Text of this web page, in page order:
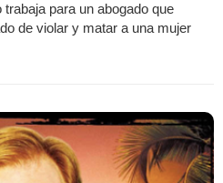
para un abogado que
de violar y matar a una mujer